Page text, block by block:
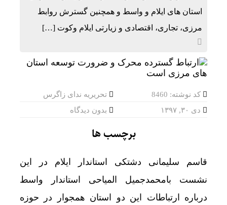
استان های ایلام و واسط و همچنین گسترش روابط
مرزی، تجاری، اقتصادی و زیارتی ایلام وکوت […]
کد نوشته: 8460
تحریریه ندای زاگرس
دی ۳۰, ۱۳۹۷
بدون دیدگاه
برچسب ها
قاسم سلیمانی دشتکی استاندار ایلام در این
نشست بامحمدجمیل المیاحی استاندار واسط
درباره ارتباطات این دو استان همجوار در حوزه